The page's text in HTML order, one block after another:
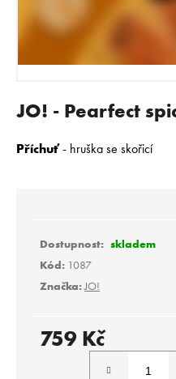
JO! - Pearfect
Příchuť- hruška se skořicí
skladem
Kód: 1087
Značka:JO!
759 Kč
N
A
J
T